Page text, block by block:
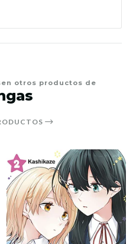
otros productos de